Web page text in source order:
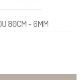
80CM - 6MM